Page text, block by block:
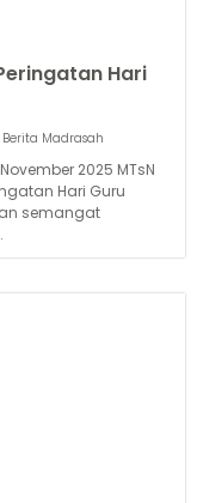
Hari
Berita Madrasah
2025 MTsN
Hari Guru
semangat